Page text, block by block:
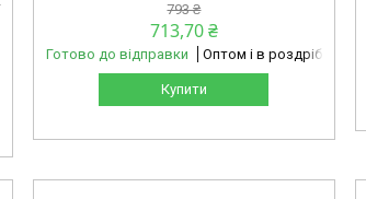
793 ₴
713,70 ₴
Готово до відправки Оптом і в роздріб
Купити